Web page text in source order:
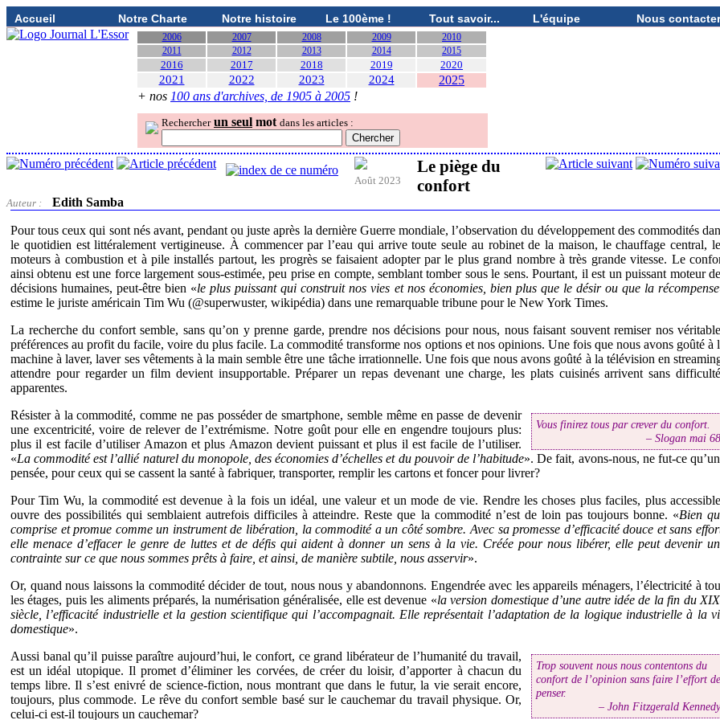
Accueil Notre Charte Notre histoire Le 100ème ! Tout savoir... L'équipe Nous contacter
2006 2007 2008 2009
2010
2011
2012 2013 2014 2015
2016 2017 2018 2019 2020
2021 2022 2023 2024
2025
+ nos 100 ans d'archives, de 1905 à 2005 !
Rechercher un seul mot dans les articles :
Août 2023
Le piège du
confort
Auteur : Edith Samba
Pour tous ceux qui sont nés avant, pendant ou juste après la dernière Guerre mondiale, l’observation du développement des commodités
le quotidien est littéralement vertigineuse. À commencer par l’eau qui arrive toute seule au robinet de la maison, le chauffage central,
moteurs à combustion et à pile installés partout, les progrès se faisaient adopter par le plus grand nombre à très grande vitesse. Le
ainsi obtenu est une force largement sous-estimée, peu prise en compte, semblant tomber sous le sens. Pourtant, il est un puissant moteur
décisions humaines, peut-être bien «le plus puissant qui construit nos vies et nos économies, bien plus que le désir ou que la récompense
estime le juriste américain Tim Wu (@superwuster, wikipédia) dans une remarquable tribune pour le New York Times.
La recherche du confort semble, sans qu’on y prenne garde, prendre nos décisions pour nous, nous faisant souvent remiser nos
préférences au profit du facile, voire du plus facile. La commodité transforme nos options et nos opinions. Une fois que nous avons goûté à
machine à laver, laver ses vêtements à la main semble être une tâche irrationnelle. Une fois que nous avons goûté à la télévision en
attendre pour regarder un film devient insupportable. Préparer un repas devenant une charge, les plats cuisinés arrivent sans
apparentes.
Vous finirez tous par crever du confort.
Slogan mai 68
Résister à la commodité, comme ne pas posséder de smartphone, semble même en passe de devenir
une excentricité, voire de relever de l’extrémisme. Notre goût pour elle en engendre toujours plus:
plus il est facile d’utiliser Amazon et plus Amazon devient puissant et plus il est facile de l’utiliser.
«La commodité est l’allié naturel du monopole, des économies d’échelles et du pouvoir de l’habitude». De fait, avons-nous, ne fut-ce
pensée, pour ceux qui se cassent la santé à fabriquer, transporter, remplir les cartons et foncer pour livrer?
Pour Tim Wu, la commodité est devenue à la fois un idéal, une valeur et un mode de vie. Rendre les choses plus faciles, plus
ouvre des possibilités qui semblaient autrefois difficiles à atteindre. Reste que la commodité n’est de loin pas toujours bonne. «Bien
comprise et promue comme un instrument de libération, la commodité a un côté sombre. Avec sa promesse d’efficacité douce et sans
elle menace d’effacer le genre de luttes et de défis qui aident à donner un sens à la vie. Créée pour nous libérer, elle peut devenir
contrainte sur ce que nous sommes prêts à faire, et ainsi, de manière subtile, nous asservir».
Or, quand nous laissons la commodité décider de tout, nous nous y abandonnons. Engendrée avec les appareils ménagers, l’électricité à
les étages, puis les aliments préparés, la numérisation généralisée, elle est devenue «la version domestique d’une autre idée de la fin du
siècle, l’efficacité industrielle et la gestion scientifique qui l’accompagnait. Elle représentait l’adaptation de la logique industrielle à la
domestique».
Trop souvent nous nous contentons du
confort de l’opinion sans faire l’effort de
penser.
John Fitzgerald Kennedy
Aussi banal qu’il puisse paraître aujourd’hui, le confort, ce grand libérateur de l’humanité du travail,
est un idéal utopique. Il promet d’éliminer les corvées, de créer du loisir, d’apporter à chacun du
temps libre. Il s’est enivré de science-fiction, nous montrant que dans le futur, la vie serait encore,
toujours, plus commode. Le rêve du confort semble basé sur le cauchemar du travail physique. Or,
celui-ci est-il toujours un cauchemar?